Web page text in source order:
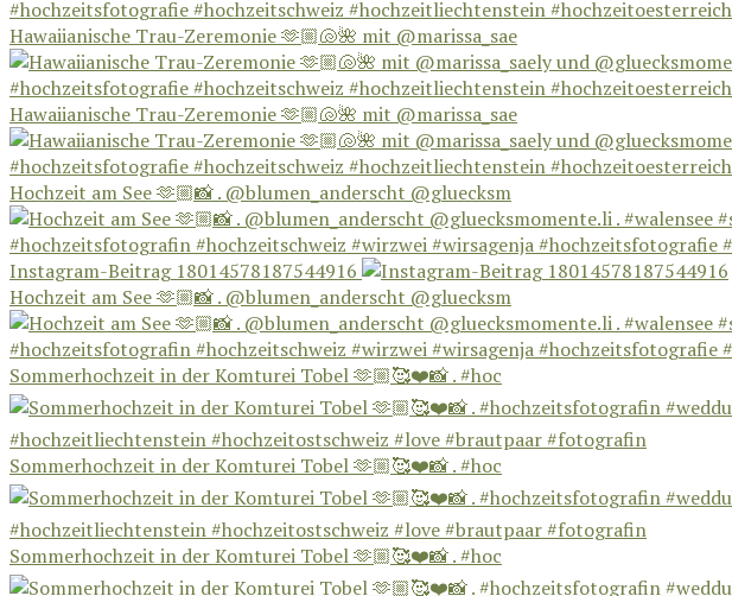
Hawaiianische Trau-Zeremonie 🫶🏼🐚🌺 mit @marissa_sae
Hawaiianische Trau-Zeremonie 🫶🏼🐚🌺 mit @marissa_sae
Hochzeit am See 🫶🏼📸 . @blumen_anderscht @gluecksm
Instagram-Beitrag 18014578187544916
Hochzeit am See 🫶🏼📸 . @blumen_anderscht @gluecksm
Sommerhochzeit in der Komturei Tobel 🫶🏼🥰❤️📸 . #hoc
Sommerhochzeit in der Komturei Tobel 🫶🏼🥰❤️📸 . #hoc
Sommerhochzeit in der Komturei Tobel 🫶🏼🥰❤️📸 . #hoc